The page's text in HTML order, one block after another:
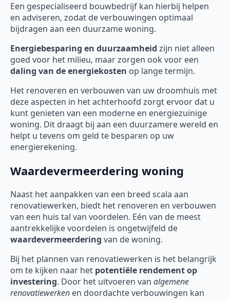
Een gespecialiseerd bouwbedrijf kan hierbij helpen
en adviseren, zodat de verbouwingen optimaal
bijdragen aan een duurzame woning.
Energiebesparing en duurzaamheid zijn niet alleen
goed voor het milieu, maar zorgen ook voor een
daling van de energiekosten op lange termijn.
Het renoveren en verbouwen van uw droomhuis met
deze aspecten in het achterhoofd zorgt ervoor dat u
kunt genieten van een moderne en energiezuinige
woning. Dit draagt bij aan een duurzamere wereld en
helpt u tevens om geld te besparen op uw
energierekening.
Waardevermeerdering woning
Naast het aanpakken van een breed scala aan
renovatiewerken, biedt het renoveren en verbouwen
van een huis tal van voordelen. Eén van de meest
aantrekkelijke voordelen is ongetwijfeld de
waardevermeerdering van de woning.
Bij het plannen van renovatiewerken is het belangrijk
om te kijken naar het potentiële rendement op
investering. Door het uitvoeren van algemene
renovatiewerken en doordachte verbouwingen kan